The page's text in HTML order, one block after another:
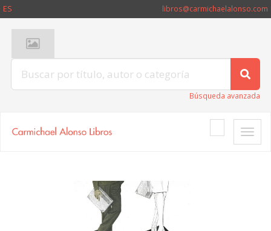
ES libros@carmichaelalonso.com
Búsqueda avanzada
Toggle